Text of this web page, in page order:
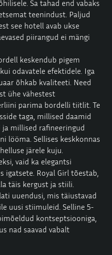
Sa tahad end vabaks
teenindust. Paljud
see hotell avab ukse
piirangud ei mängi
keskendub pigem
odavatele efektidele. Iga
õhkab kvaliteeti. Need
ühe vähestest
parima bordelli tiitlit. Te
taga, millised daamid
millised rafineeringud
lööma. Sellises keskkonnas
järele kuju.
vaid ka elegantsi
igatsete. Royal Girl tõestab,
täis kergust ja stiili.
uuendusi, mis täiustavad
uusi stiimuleid. Selline 5-
kontseptsiooniga,
nad saavad vabalt